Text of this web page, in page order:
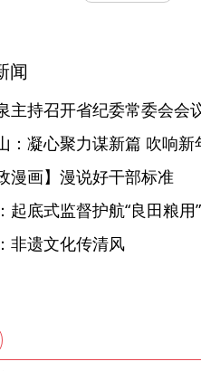
闻
：凝心聚力谋新篇 吹响新
漫画】漫说好干部标准
起底式监督护航“良田粮用”
非遗文化传清风